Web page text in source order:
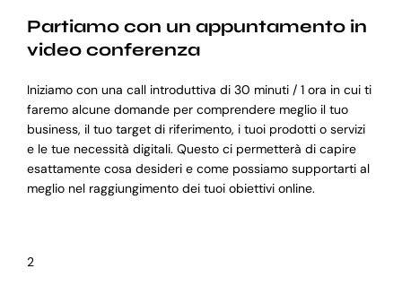
Partiamo con un appuntamento in
video conferenza
Iniziamo con una call introduttiva di 30 minuti / 1 ora in cui ti
faremo alcune domande per comprendere meglio il tuo
business, il tuo target di riferimento, i tuoi prodotti o servizi
e le tue necessità digitali. Questo ci permetterà di capire
esattamente cosa desideri e come possiamo supportarti al
meglio nel raggiungimento dei tuoi obiettivi online.
2